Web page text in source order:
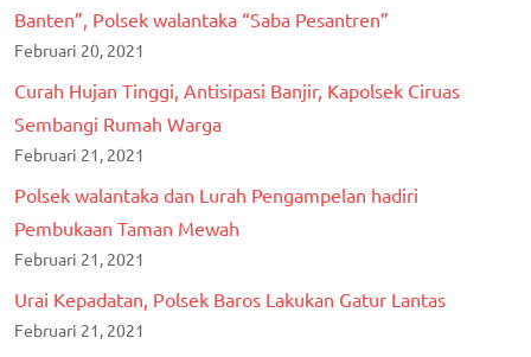
Banten”, Polsek walantaka “Saba Pesantren”
Februari 20, 2021
Curah Hujan Tinggi, Antisipasi Banjir, Kapolsek Ciruas
Sembangi Rumah Warga
Februari 21, 2021
Polsek walantaka dan Lurah Pengampelan hadiri
Pembukaan Taman Mewah
Februari 21, 2021
Urai Kepadatan, Polsek Baros Lakukan Gatur Lantas
Februari 21, 2021